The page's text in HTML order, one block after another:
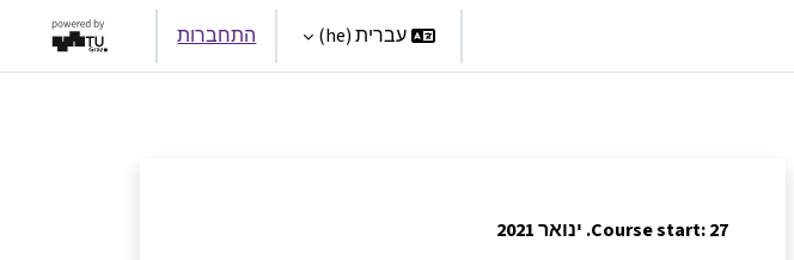
עברית ‎(he)‎ התחברות
Course start: 27. ינואר 2021